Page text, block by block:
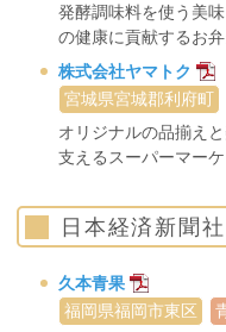
発酵調味料を使う美
の健康に貢献するお
株式会社ヤマトク
宮城県宮城郡利府町
オリジナルの品揃え
支えるスーパーマーケ
日本経済新聞
久本青果
福岡県福岡市東区